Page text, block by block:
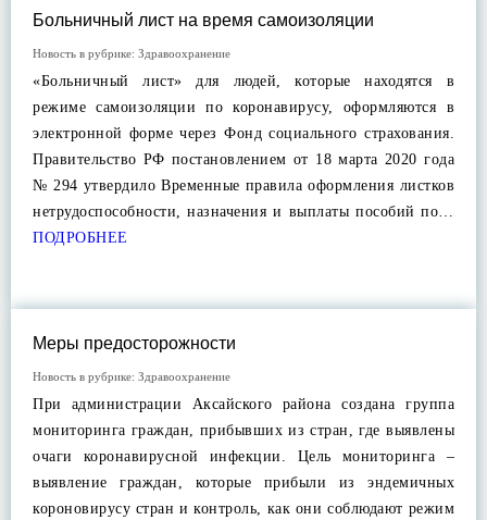
Больничный лист на время самоизоляции
Новость в рубрике: Здравоохранение
«Больничный лист» для людей, которые находятся в
режиме самоизоляции по коронавирусу, оформляются в
электронной форме через Фонд социального страхования.
Правительство РФ постановлением от 18 марта 2020 года
№ 294 утвердило Временные правила оформления листков
нетрудоспособности, назначения и выплаты пособий по…
ПОДРОБНЕЕ
Меры предосторожности
Новость в рубрике: Здравоохранение
При администрации Аксайского района создана группа
мониторинга граждан, прибывших из стран, где выявлены
очаги коронавирусной инфекции. Цель мониторинга –
выявление граждан, которые прибыли из эндемичных
короновирусу стран и контроль, как они соблюдают режим